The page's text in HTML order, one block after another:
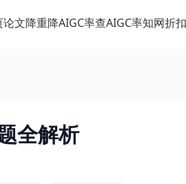
论文降重降AIGC率查AIGC率知网折扣
全解析